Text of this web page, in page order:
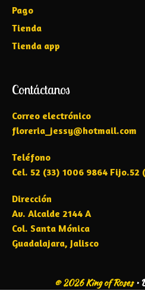
Pago
Tienda
Tienda app
Contáctanos
Correo electrónico
floreria_jessy@hotmail.com
Teléfono
Cel. 52 (33) 1006 9864 Fijo.52
Dirección
Av. Alcalde 2144 A
Col. Santa Mónica
Guadalajara, Jalisco
© 2026 King of Roses•
Item added to cart.